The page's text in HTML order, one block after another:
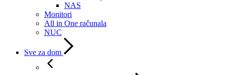
NAS
Monitori
All in One računala
NUC
Sve za dom